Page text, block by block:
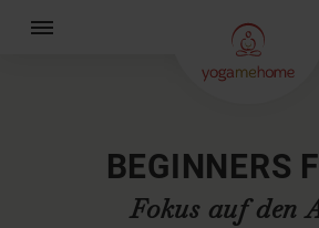
BEGINNERS
Fokus auf den